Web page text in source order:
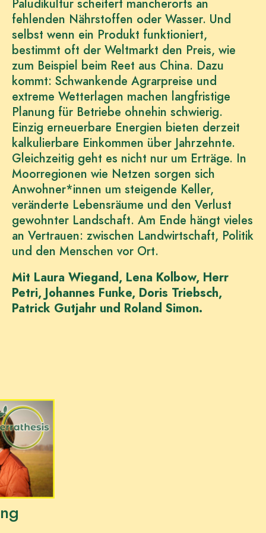
Paludikultur scheitert mancherorts an
fehlenden Nährstoffen oder Wasser. Und
selbst wenn ein Produkt funktioniert,
bestimmt oft der Weltmarkt den Preis, wie
zum Beispiel beim Reet aus China. Dazu
kommt: Schwankende Agrarpreise und
extreme Wetterlagen machen langfristige
Planung für Betriebe ohnehin schwierig.
Einzig erneuerbare Energien bieten derzeit
kalkulierbare Einkommen über Jahrzehnte.
Gleichzeitig geht es nicht nur um Erträge. In
Moorregionen wie Netzen sorgen sich
Anwohner*innen um steigende Keller,
veränderte Lebensräume und den Verlust
gewohnter Landschaft. Am Ende hängt vieles
an Vertrauen: zwischen Landwirtschaft, Politik
und den Menschen vor Ort.
Mit Laura Wiegand, Lena Kolbow, Herr
Petri, Johannes Funke, Doris Triebsch,
Patrick Gutjahr und Roland Simon.